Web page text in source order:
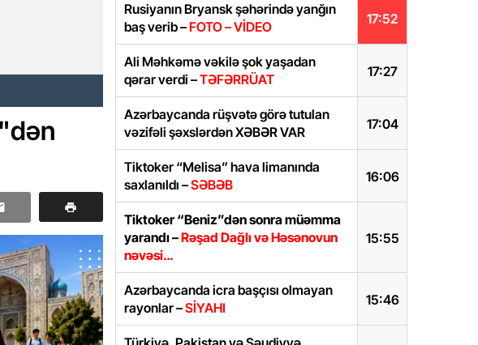
17:52
Rusiyanın Bryansk şəhərində yanğın
baş verib –FOTO – VİDEO
17:27
Ali Məhkəmə vəkilə şok yaşadan
qərar verdi –TƏFƏRRÜAT
17:04
Azərbaycanda rüşvətə görə tutulan
vəzifəli şəxslərdən XƏBƏR VAR
16:06
Tiktoker “Melisa” hava limanında
saxlanıldı –SƏBƏB
15:55
Tiktoker “Beniz”dən sonra müəmma
yarandı –Rəşad Dağlı və Həsənovun
nəvəsi…
15:46
Azərbaycanda icra başçısı olmayan
rayonlar –SİYAHI